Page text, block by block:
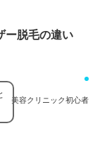
ー脱毛の違い
美容クリニック初心者